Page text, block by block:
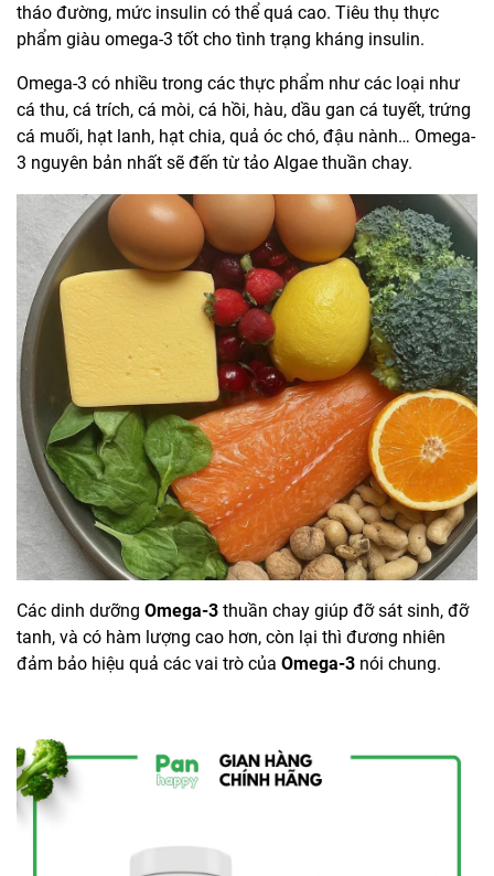
tháo đường, mức insulin có thể quá cao. Tiêu thụ thực
phẩm giàu omega-3 tốt cho tình trạng kháng insulin.
Omega-3 có nhiều trong các thực phẩm như các loại như
cá thu, cá trích, cá mòi, cá hồi, hàu, dầu gan cá tuyết, trứng
cá muối, hạt lanh, hạt chia, quả óc chó, đậu nành… Omega-
3 nguyên bản nhất sẽ đến từ tảo Algae thuần chay.
Các dinh dưỡng Omega-3 thuần chay giúp đỡ sát sinh, đỡ
tanh, và có hàm lượng cao hơn, còn lại thì đương nhiên
đảm bảo hiệu quả các vai trò của Omega-3 nói chung.